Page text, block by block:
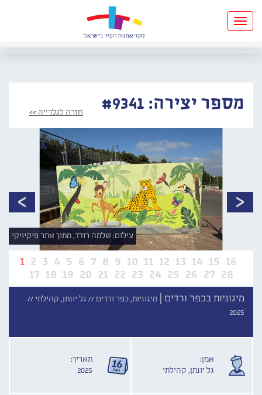
Toggle
navigation
מספר יצירה: #9341 חזרה לגלרייה >>
1 2 3 4 5 6 7 8 9 10 11 12 13 14 15 16
17 18 19 20 21 22 23 24 25 26 27 28
צילום: שלמה רודד, מתוך אתר פיקיויקי
מיגוניות בכפר ורדים | מיגוניות, כפר ורדים // גל יונתן, קהילתי //
2025
אמן:
גל יונתן, קהילתי
תאריך:
2025